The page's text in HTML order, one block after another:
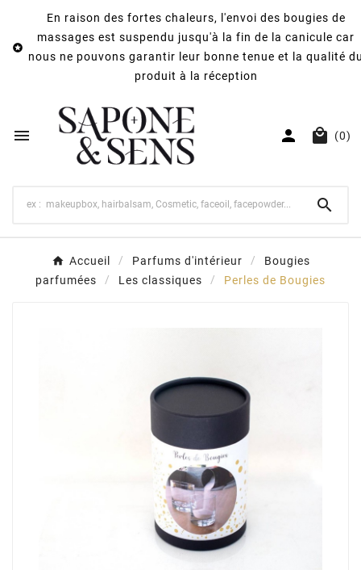

En raison des fortes chaleurs, l'envoi des bougies de
massages est suspendu jusqu'à la fin de la canicule car
nous ne pouvons garantir leur bonne tenue et la qualité
produit à la réception
   (0)

Accueil Parfums d'intérieur
Bougies
parfumées
Les classiques Perles de Bougies